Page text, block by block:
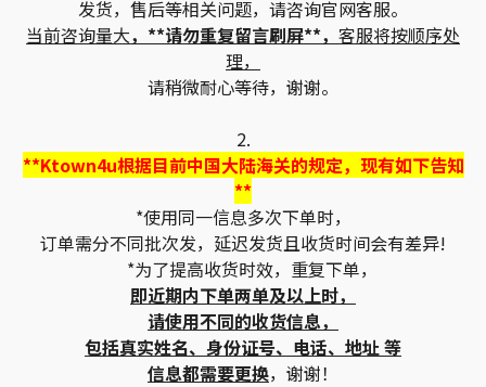
发货，售后等相关问题，请咨询官网客服。
当前咨询量大，**请勿重复留言刷屏**， 客服将按顺序处
理，
请稍微耐心等待，谢谢。
2.
**Ktown4u根据目前中国大陆海关的规定，现有如下告知
**
*使用同一信息多次下单时，
订单需分不同批次发，延迟发货且收货时间会有差异!
*为了提高收货时效，重复下单，
即近期内下单两单及以上时，
请使用不同的收货信息，
包括真实姓名、身份证号、电话、地址 等
信息都需要更换，谢谢！